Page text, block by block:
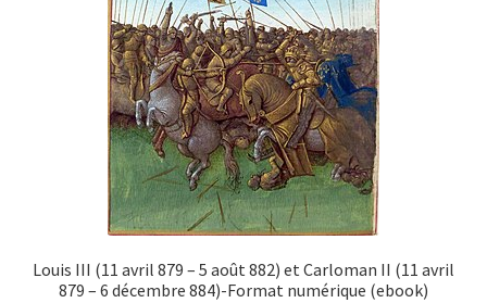
Louis III (11 avril 879 – 5 août 882) et Carloman II (11 avril
879 – 6 décembre 884)-Format numérique (ebook)